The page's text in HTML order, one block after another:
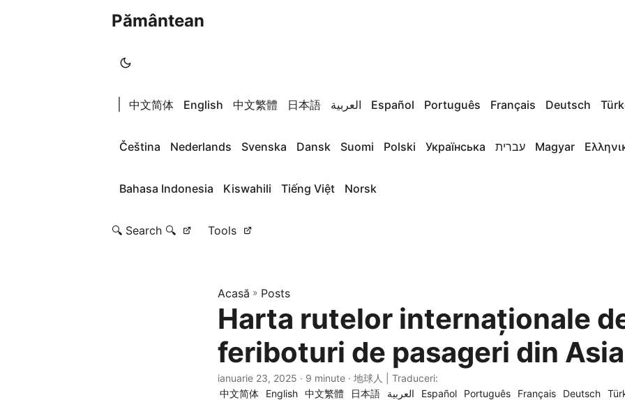
Pământean
中文简体 English 中文繁體 日本語 العربية Español Português Français Deutsch
Čeština Nederlands Svenska Dansk Suomi Polski Українська עברית Magyar
Bahasa Indonesia Kiswahili Tiếng Việt Norsk
🔍 Search 🔍 Tools
Acasă » Posts
Harta rutelor internaționale
feriboturi de pasageri din
ianuarie 23, 2025 · 9 minute · 地球人 | Traduceri:
中文简体
English 中文繁體 日本語 العربية Español Português Français Deutsch